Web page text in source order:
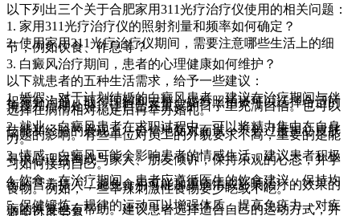
以下列出三个关于合肥家用311光疗治疗仪使用的相关问题：
1. 家用311光疗治疗仪的照射剂量和频率如何确定？
2. 使用家用311光疗治疗仪期间，需要注意哪些生活上的细
节，例如饮食、作息等？
3. 白癜风治疗期间，患者的心理健康如何维护？
以下就患者的五种生活需求，给予一些建议：
1. 婚假：对于计划结婚的白癜风患者，建议在治疗期间与伴
侣充分沟通，取得理解和支持。婚纱照拍摄可以选择合适的
角度和后期处理，让自己在重要的日子里充满自信。也可以
选择在病情相对稳定后再举办婚礼。
2. 就业：白癜风患者在求职过程中，可以将精力集中在自身
技能和经验的展现上，自信地面对面试，不必过度担心皮肤
问题的影响。有些单位对员工的外貌要求不高，重要的是能
力。
3. 情感：白癜风可能会影响患者的情感生活，建议患者积极
寻求心理咨询或与家人、朋友倾诉，保持乐观的心态，并学
习如何接纳自己。
4. 饮食：在治疗期间，患者应遵循医生的饮食建议，保持均
衡的营养摄入，避免食用可能加重病情或影响治疗的效果的
食物。例如，一些辛辣刺激性食物要少吃或不吃。
5. 保健锻炼：规律的运动可以增强体质，提高免疫力，对疾
病的恢复也有帮助。建议患者选择适合自己的运动方式，并
避免过度劳累。